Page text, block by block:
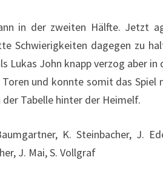
in der zweiten Hälfte. Jetzt
Schwierigkeiten dagegen zu
Lukas John knapp verzog aber
und konnte somit das Spiel
Tabelle hinter der Heimelf.
K. Steinbacher, J.
J. Mai, S. Vollgraf